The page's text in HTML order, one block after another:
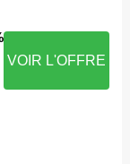
VOIR L'OFFRE